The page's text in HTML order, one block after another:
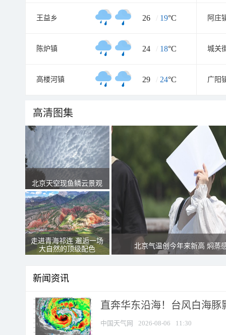
王益乡 26 / 19°C 阿庄
陈炉镇 24 / 18°C 城关
高楼河镇 29 / 24°C 广阳
高清图集
北京天空现鱼鳞云景观
走进青海祁连 邂逅一场
大自然的顶级配色
北京气温创今年来新高 焖蒸
新闻资讯
直奔华东沿海！台风白海豚
中国天气网 2026-08-06 11:30